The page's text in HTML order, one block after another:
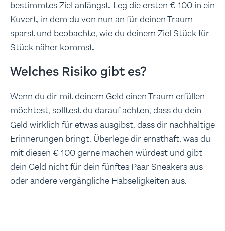
bestimmtes Ziel anfängst. Leg die ersten € 100 in ein
Kuvert, in dem du von nun an für deinen Traum
sparst und beobachte, wie du deinem Ziel Stück für
Stück näher kommst.
Welches Risiko gibt es?
Wenn du dir mit deinem Geld einen Traum erfüllen
möchtest, solltest du darauf achten, dass du dein
Geld wirklich für etwas ausgibst, dass dir nachhaltige
Erinnerungen bringt. Überlege dir ernsthaft, was du
mit diesen € 100 gerne machen würdest und gibt
dein Geld nicht für dein fünftes Paar Sneakers aus
oder andere vergängliche Habseligkeiten aus.